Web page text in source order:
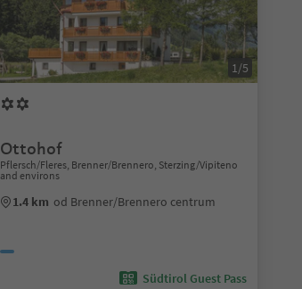
1/5
Ottohof
Pflersch/Fleres, Brenner/Brennero, Sterzing/Vipiteno
and environs
1.4 km od Brenner/Brennero centrum
Südtirol Guest Pass